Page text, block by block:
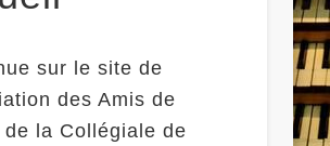
sur le site de
des Amis de
de la Collégiale de